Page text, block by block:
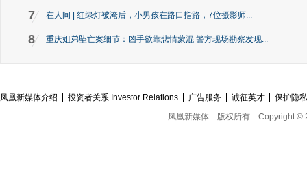
7 在人间 | 红绿灯被淹后，小男孩在路口指路，7位摄影师...
8 重庆姐弟坠亡案细节：凶手欲靠悲情蒙混 警方现场勘察发现...
凤凰新媒体介绍 投资者关系 Investor Relations 广告服务 诚征英才
保护隐
凤凰新媒体
版权所有 Copyright ©